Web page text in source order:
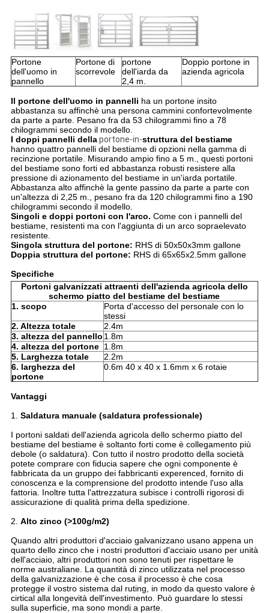
Portone
dell'uomo in
pannello
Portone di
scorrevole
portone
dell'iarda da
2,4 m.
Doppio portone in
azienda agricola
Il portone dell'uomo in pannelli ha un portone insito
abbastanza su affinchè una persona cammini confortevolmente
da parte a parte. Pesano fra da 53 chilogrammi fino a 78
chilogrammi secondo il modello.
I doppi pannelli dellaportone-in-struttura del bestiame
hanno quattro pannelli del bestiame di opzioni nella gamma di
recinzione portatile. Misurando ampio fino a 5 m., questi portoni
del bestiame sono forti ed abbastanza robusti resistere alla
pressione di azionamento del bestiame in un'iarda portatile.
Abbastanza alto affinchè la gente passino da parte a parte con
un'altezza di 2,25 m., pesano fra da 120 chilogrammi fino a 190
chilogrammi secondo il modello.
Singoli e doppi portoni con l'arco. Come con i pannelli del
bestiame, resistenti ma con l'aggiunta di un arco sopraelevato
resistente.
Singola struttura del portone: RHS di 50x50x3mm gallone
Doppia struttura del portone: RHS di 65x65x2.5mm gallone
Specifiche
Portoni galvanizzati attraenti dell'azienda agricola dello
schermo piatto del bestiame del bestiame
1. scopo
Porta d'accesso del personale con lo
stessi
2. Altezza totale
2.4m
3. altezza del pannello 1.8m
4. altezza del portone 1.8m
5. Larghezza totale
2.2m
6. larghezza del
portone
0.6m 40 x 40 x 1.6mm x 6 rotaie
Vantaggi
1. Saldatura manuale (saldatura professionale)
I portoni saldati dell'azienda agricola dello schermo piatto del
bestiame del bestiame è soltanto forti come è collegamento più
debole (o saldatura). Con tutto il nostro prodotto della società
potete comprare con fiducia sapere che ogni componente è
fabbricata da un gruppo dei fabbricanti experenced, fornito di
conoscenza e la comprensione del prodotto intende l'uso alla
fattoria. Inoltre tutta l'attrezzatura subisce i controlli rigorosi di
assicurazione di qualità prima della spedizione.
2. Alto zinco (>100g/m2)
Quando altri produttori d'acciaio galvanizzano usano appena un
quarto dello zinco che i nostri produttori d'acciaio usano per unità
dell'acciaio, altri produttori non sono tenuti per rispettare le
norme australiane. La quantità di zinco utilizzata nel processo
della galvanizzazione è che cosa il processo è che cosa
protegge il vostro sistema dal ruting, in modo da questo valore è
cirtical alla longevità dell'investimento. Può guardare lo stessi
sulla superficie, ma sono mondi a parte.